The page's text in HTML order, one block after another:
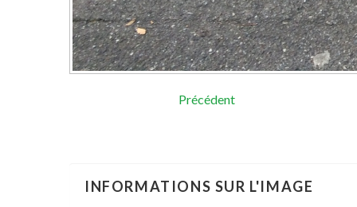
Précédent
INFORMATIONS SUR L'IMAGE